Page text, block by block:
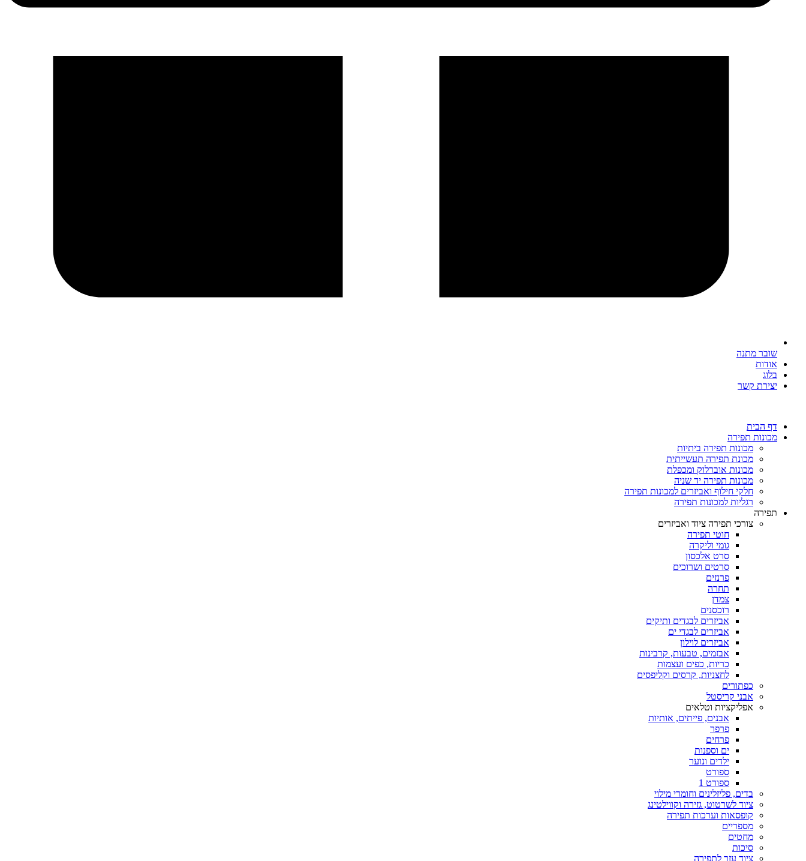
שובר מתנה
אודות
בלוג
יצירת קשר
דף הבית
מכונות תפירה
מכונות תפירה ביתיות
מכונת תפירה תעשייתית
מכונות אוברלוק ומכפלת
מכונות תפירה יד שניה
חלקי חילוף ואביזרים למכונות תפירה
רגליות למכונות תפירה
תפירה
צורכי תפירה ציוד ואביזרים
חוטי תפירה
גומי וליקרה
סרט אלכסון
סרטים ושרוכים
פרנזים
תחרה
צמדן
רוכסנים
אביזרים לבגדים ותיקים
אביזרים לבגדי ים
אביזרים לוילון
אבזמים, טבעות, קרבינות
כריות, כפים ועצמות
לחצניות, קרסים וקליפסים
כפתורים
אבני קריסטל
אפליקציות וטלאים
אבנים, פייתים, אותיות
פרפר
פרחים
ים וספנות
ילדים ונוער
ספורט
ספורט 1
בדים, פליזלינים וחומרי מילוי
ציוד לשרטוט, גזירה וקווילטינג
קופסאות וערכות תפירה
מספריים
מחטים
סיכות
ציוד עזר לתפירה